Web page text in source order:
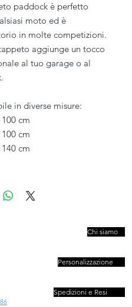
paddock è perfetto
moto ed è
in molte competizioni.
aggiunge un tocco
al tuo garage o al
in diverse misure:
cm
cm
cm
Chi siamo
Personalizzazione
Spedizioni e Resi